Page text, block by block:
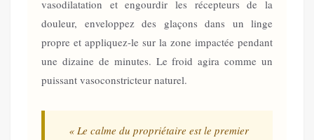
vasodilatation et engourdir les récepteurs de la
douleur, enveloppez des glaçons dans un linge
propre et appliquez-le sur la zone impactée pendant
une dizaine de minutes. Le froid agira comme un
puissant vasoconstricteur naturel.
« Le calme du propriétaire est le premier